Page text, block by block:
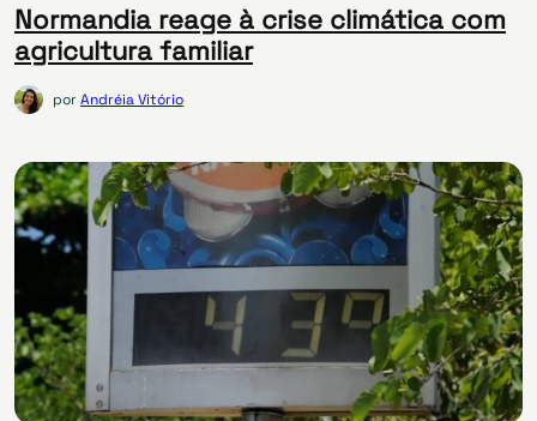
Normandia reage à crise climática com
agricultura familiar
porAndréia Vitório